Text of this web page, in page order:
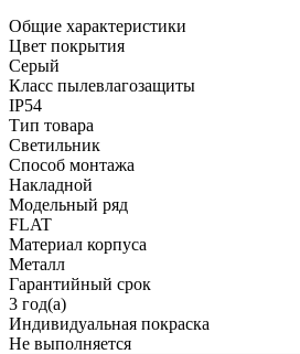
Общие характеристики
Цвет покрытия
Серый
Класс пылевлагозащиты
IP54
Тип товара
Светильник
Способ монтажа
Накладной
Модельный ряд
FLAT
Материал корпуса
Металл
Гарантийный срок
3 год(а)
Индивидуальная покраска
Не выполняется